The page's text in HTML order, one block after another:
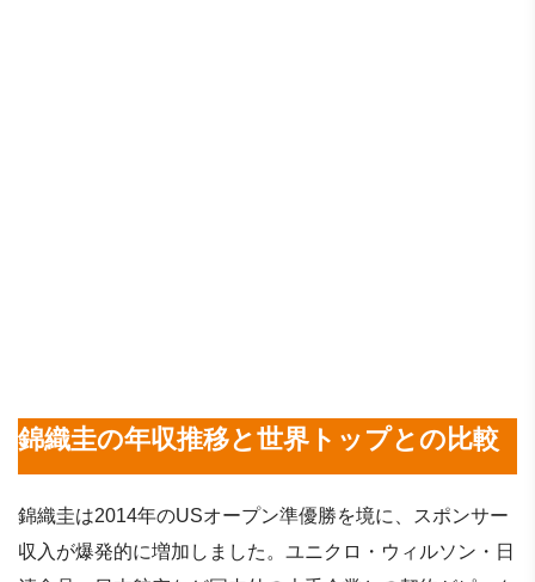
錦織圭の年収推移と世界トップとの比較
錦織圭は2014年のUSオープン準優勝を境に、スポンサー
収入が爆発的に増加しました。ユニクロ・ウィルソン・日